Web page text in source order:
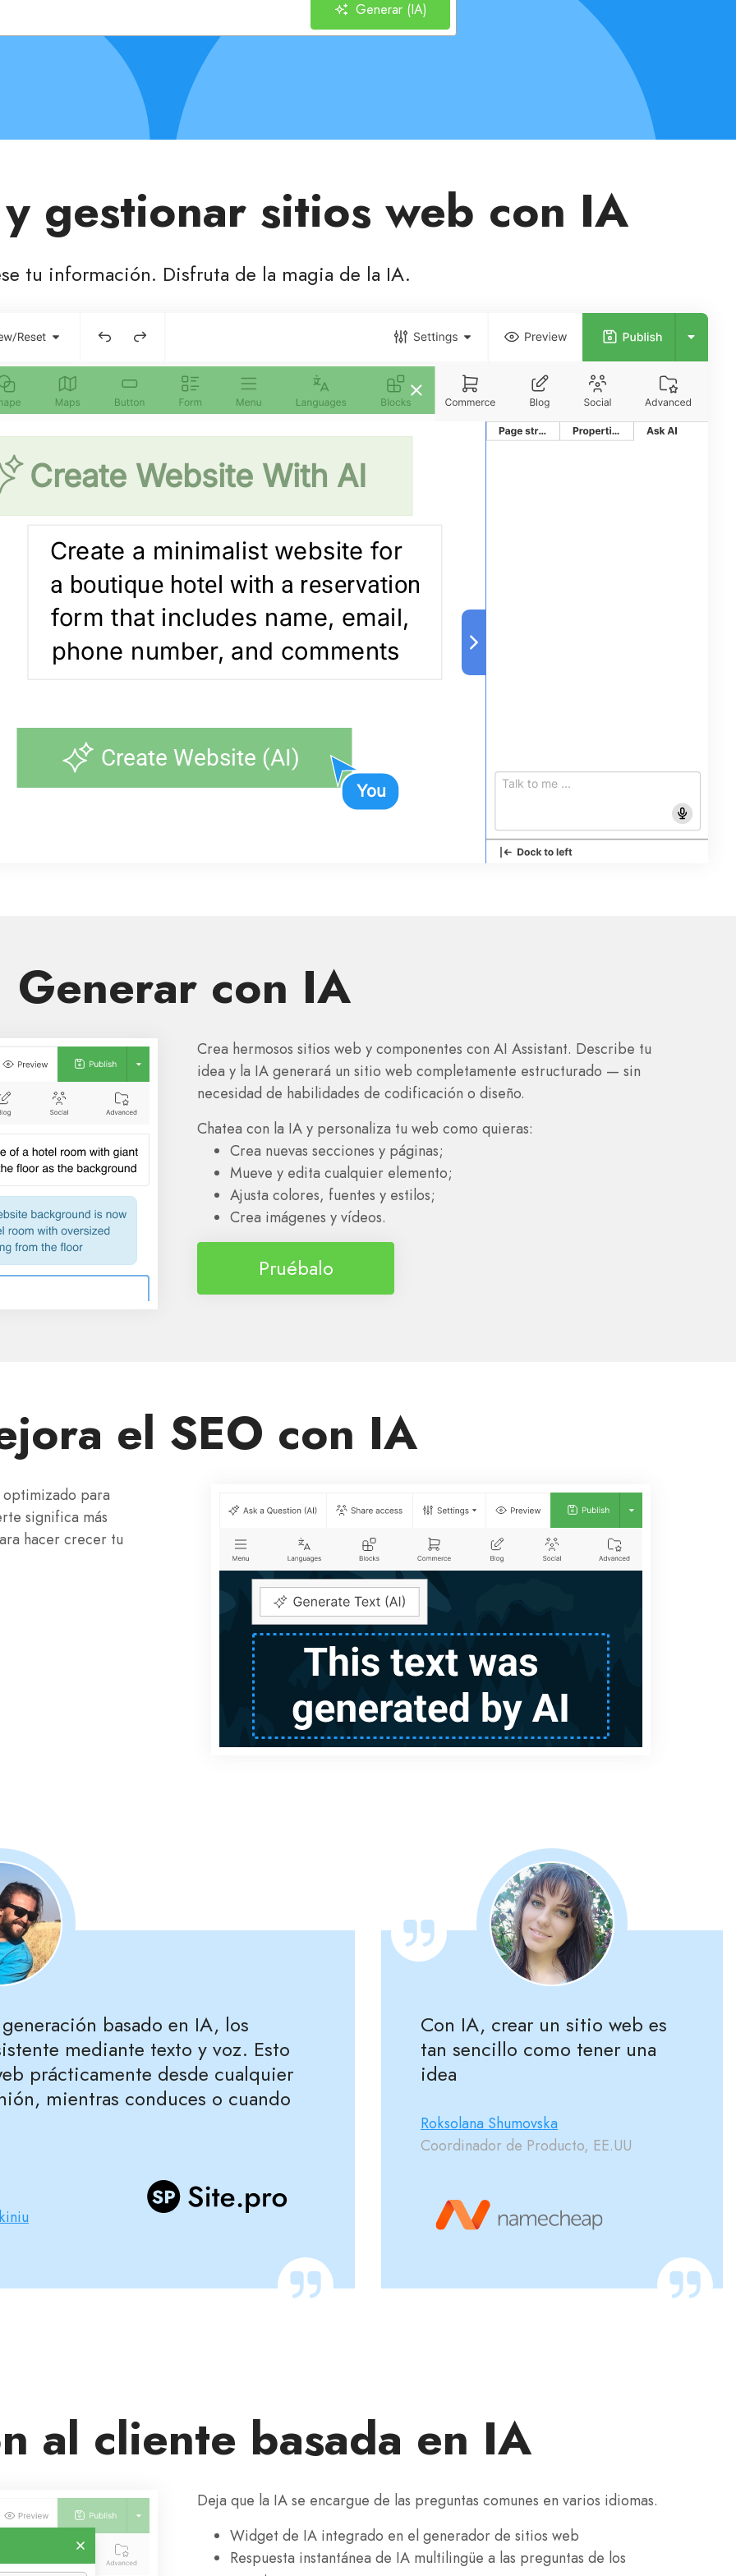
Generar (IA)
gestionar sitios web con IA
tu información. Disfruta de la magia de la IA.
Generar con IA
Crea hermosos sitios web y componentes con AI Assistant. Describe tu
idea y la IA generará un sitio web completamente estructurado — sin
necesidad de habilidades de codificación o diseño.
Chatea con la IA y personaliza tu web como quieras:
Crea nuevas secciones y páginas;
Mueve y edita cualquier elemento;
Ajusta colores, fuentes y estilos;
Crea imágenes y vídeos.
Pruébalo
el SEO con IA
optimizado para
significa más
hacer crecer tu
basado en IA, los
mediante texto y voz. Esto
prácticamente desde cualquier
mientras conduces o cuando
Con IA, crear un sitio web es
tan sencillo como tener una
idea
Roksolana Shumovska
Coordinador de Producto, EE.UU
al cliente basada en IA
Deja que la IA se encargue de las preguntas comunes en varios idiomas.
Widget de IA integrado en el generador de sitios web
Respuesta instantánea de IA multilingüe a las preguntas de los